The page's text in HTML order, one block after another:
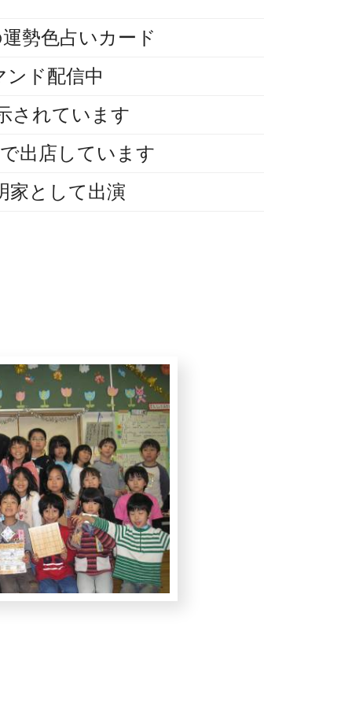
勢色占いカード
ンド配信中
されています
出店しています
家として出演